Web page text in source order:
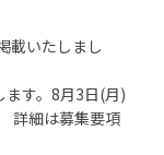
載いたしまし
す。8月3日(月)
詳細は募集要項